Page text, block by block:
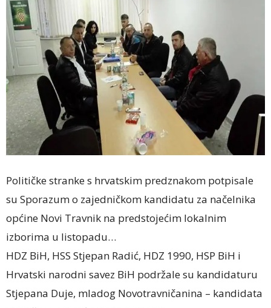
Političke stranke s hrvatskim predznakom potpisale
su Sporazum o zajedničkom kandidatu za načelnika
općine Novi Travnik na predstojećim lokalnim
izborima u listopadu…
HDZ BiH, HSS Stjepan Radić, HDZ 1990, HSP BiH i
Hrvatski narodni savez BiH podržale su kandidaturu
Stjepana Duje, mladog Novotravničanina – kandidata